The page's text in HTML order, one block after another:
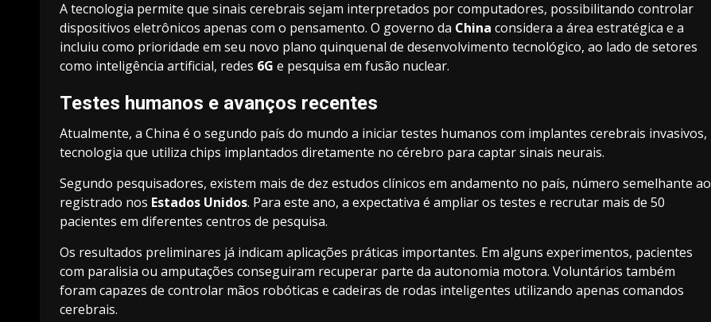
A tecnologia permite que sinais cerebrais sejam interpretados por computadores, possibilitando controlar
dispositivos eletrônicos apenas com o pensamento. O governo da China considera a área estratégica e a
incluiu como prioridade em seu novo plano quinquenal de desenvolvimento tecnológico, ao lado de setores
como inteligência artificial, redes 6G e pesquisa em fusão nuclear.
Testes humanos e avanços recentes
Atualmente, a China é o segundo país do mundo a iniciar testes humanos com implantes cerebrais invasivos,
tecnologia que utiliza chips implantados diretamente no cérebro para captar sinais neurais.
Segundo pesquisadores, existem mais de dez estudos clínicos em andamento no país, número semelhante ao
registrado nos Estados Unidos. Para este ano, a expectativa é ampliar os testes e recrutar mais de 50
pacientes em diferentes centros de pesquisa.
Os resultados preliminares já indicam aplicações práticas importantes. Em alguns experimentos, pacientes
com paralisia ou amputações conseguiram recuperar parte da autonomia motora. Voluntários também
foram capazes de controlar mãos robóticas e cadeiras de rodas inteligentes utilizando apenas comandos
cerebrais.